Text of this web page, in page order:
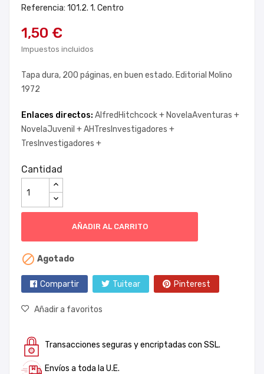
Referencia: 101.2. 1. Centro
1,50 €
Impuestos incluidos
Tapa dura, 200 páginas, en buen estado. Editorial Molino
1972
Enlaces directos: AlfredHitchcock + NovelaAventuras +
NovelaJuvenil +AHTresInvestigadores +
TresInvestigadores +
Cantidad
AÑADIR AL CARRITO
 Agotado
Compartir Tuitear Pinterest
Añadir a favoritos
Transacciones seguras y encriptadas con SSL.
Envíos a toda la U.E.